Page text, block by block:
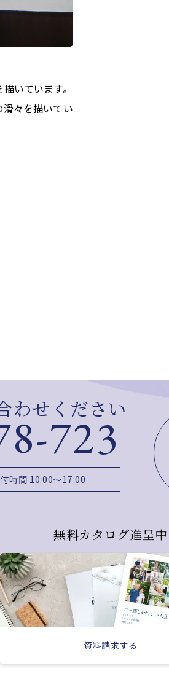
いています。
々を描いてい
わせください
723
時間 10:00～17:00
無料カタログ進呈中
資料請求する